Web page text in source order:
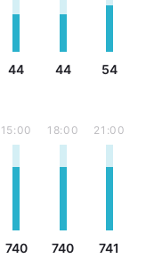
44 44 54
15:00
740
18:00
740
21:00
741